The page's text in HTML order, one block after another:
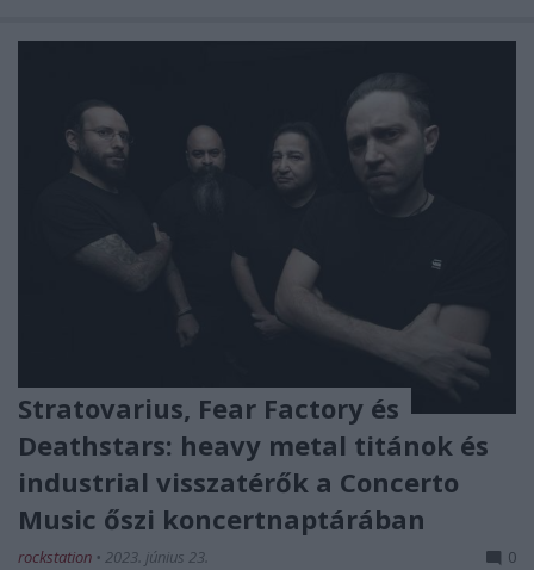
Stratovarius, Fear Factory és
Deathstars: heavy metal titánok és
industrial visszatérők a Concerto
Music őszi koncertnaptárában
rockstation • 2023. június 23. 0